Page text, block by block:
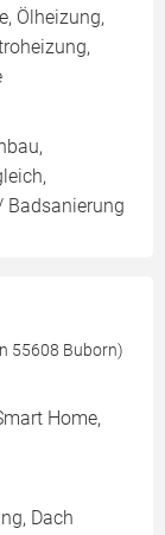
Ölheizung,
Badsanierung
55608 Buborn)
Home,
Dach